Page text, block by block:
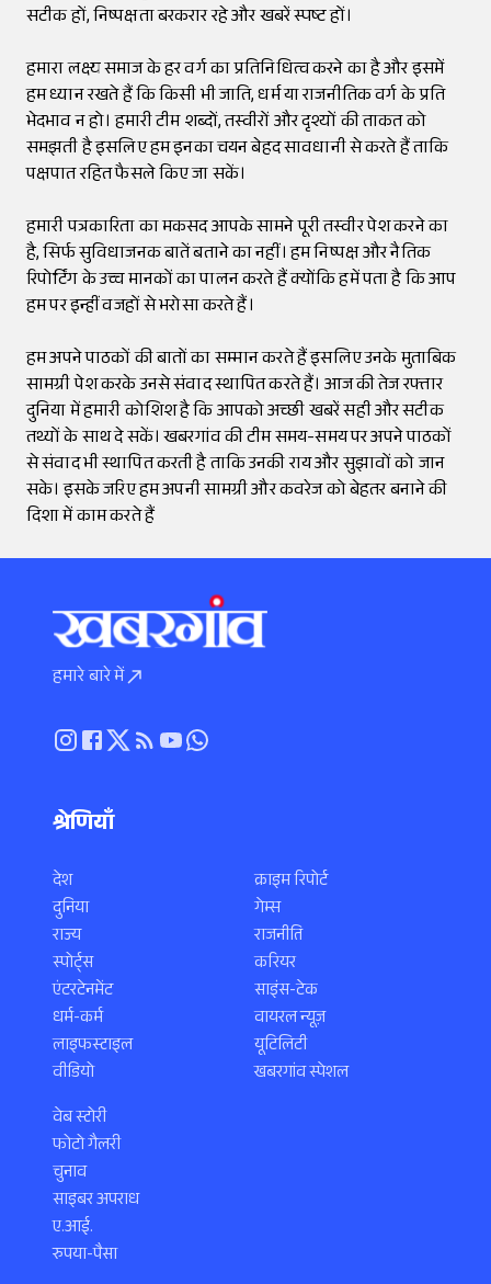
सटीक हों, निष्पक्षता बरकरार रहे और खबरें स्पष्ट हों।
हमारा लक्ष्य समाज के हर वर्ग का प्रतिनिधित्व करने का है और इसमें
हम ध्यान रखते हैं कि किसी भी जाति, धर्म या राजनीतिक वर्ग के प्रति
भेदभाव न हो। हमारी टीम शब्दों, तस्वीरों और दृश्यों की ताकत को
समझती है इसलिए हम इनका चयन बेहद सावधानी से करते हैं ताकि
पक्षपात रहित फैसले किए जा सकें।
हमारी पत्रकारिता का मकसद आपके सामने पूरी तस्वीर पेश करने का
है, सिर्फ सुविधाजनक बातें बताने का नहीं। हम निष्पक्ष और नैतिक
रिपोर्टिंग के उच्च मानकों का पालन करते हैं क्योंकि हमें पता है कि आप
हम पर इन्हीं वजहों से भरोसा करते हैं।
हम अपने पाठकों की बातों का सम्मान करते हैं इसलिए उनके मुताबिक
सामग्री पेश करके उनसे संवाद स्थापित करते हैं। आज की तेज रफ्तार
दुनिया में हमारी कोशिश है कि आपको अच्छी खबरें सही और सटीक
तथ्यों के साथ दे सकें। खबरगांव की टीम समय-समय पर अपने पाठकों
से संवाद भी स्थापित करती है ताकि उनकी राय और सुझावों को जान
सके। इसके जरिए हम अपनी सामग्री और कवरेज को बेहतर बनाने की
दिशा में काम करते हैं
हमारे बारे में
श्रेणियाँ
देश
दुनिया
राज्य
स्पोर्ट्स
एंटरटेनमेंट
धर्म-कर्म
लाइफस्टाइल
वीडियो
क्राइम रिपोर्ट
गेम्स
राजनीति
करियर
साइंस-टेक
वायरल न्यूज़
यूटिलिटी
खबरगांव स्पेशल
वेब स्टोरी
फोटो गैलरी
चुनाव
साइबर अपराध
ए.आई.
रुपया-पैसा